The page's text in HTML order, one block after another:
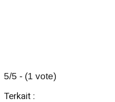
5/5 - (1 vote)
Terkait :